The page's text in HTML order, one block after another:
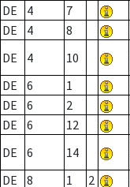
DE
4 7
DE
4 8
DE
4 10
DE
6 1
DE
6 2
DE
6 12
DE
6 14
DE
8 1 2